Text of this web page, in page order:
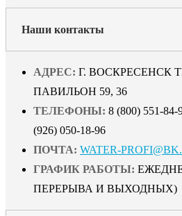
Наши контакты
АДРЕС: Г. ВОСКРЕСЕНСК
ПАВИЛЬОН 59, 36
ТЕЛЕФОНЫ: 8 (800) 551-84-
(926) 050-18-96
ПОЧТА: WATER-
ГРАФИК РАБОТЫ:
ПЕРЕРЫВА И ВЫХОДНЫХ)